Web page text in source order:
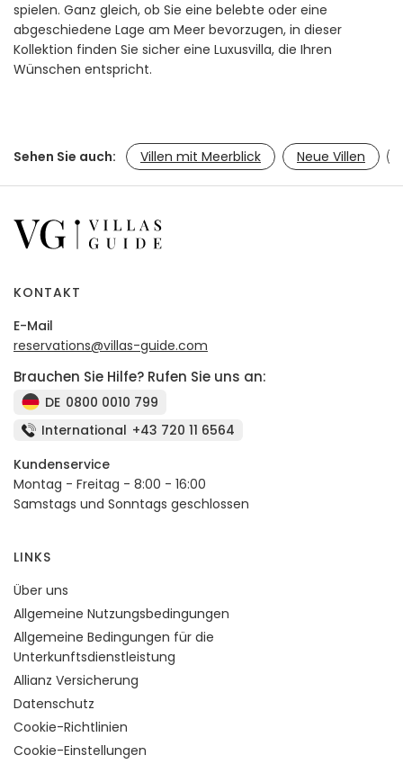
spielen. Ganz gleich, ob Sie eine belebte oder eine
abgeschiedene Lage am Meer bevorzugen, in dieser
Kollektion finden Sie sicher eine Luxusvilla, die Ihren
Wünschen entspricht.
Sehen Sie auch: Villen mit Meerblick Neue Villen
KONTAKT
E-Mail
reservations@villas-guide.com
Brauchen Sie Hilfe? Rufen Sie uns an:
DE 0800 0010 799
International +43 720 11 6564
Kundenservice
Montag - Freitag - 8:00 - 16:00
Samstags und Sonntags geschlossen
LINKS
Über uns
Allgemeine Nutzungsbedingungen
Allgemeine Bedingungen für die
Unterkunftsdienstleistung
Allianz Versicherung
Datenschutz
Cookie-Richtlinien
Cookie-Einstellungen